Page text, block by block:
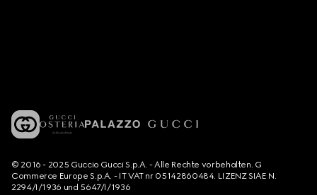
© 2016 - 2025 Guccio Gucci S.p.A. - Alle Rechte vorbehalten. G
Commerce Europe S.p.A. - IT VAT nr 05142860484. LIZENZ SIAE N.
2294/I/1936 und 5647/I/1936